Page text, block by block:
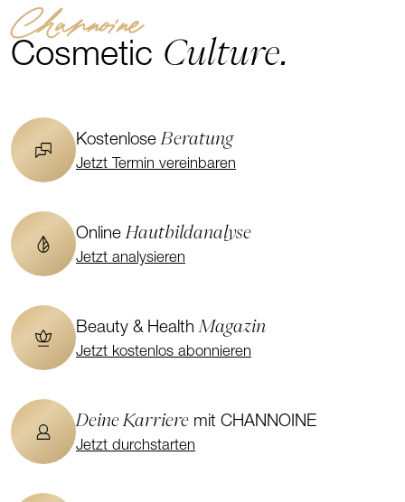
Channoine
Cosmetic Culture.
KostenloseBeratung
Jetzt Termin vereinbaren
OnlineHautbildanalyse
Jetzt analysieren
Beauty & HealthMagazin
Jetzt kostenlos abonnieren
Deine Karriere mit CHANNOINE
Jetzt durchstarten